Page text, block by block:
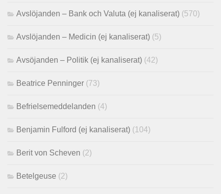
Avslöjanden – Bank och Valuta (ej kanaliserat) (570)
Avslöjanden – Medicin (ej kanaliserat) (5)
Avsöjanden – Politik (ej kanaliserat) (42)
Beatrice Penninger (73)
Befrielsemeddelanden (4)
Benjamin Fulford (ej kanaliserat) (104)
Berit von Scheven (2)
Betelgeuse (2)